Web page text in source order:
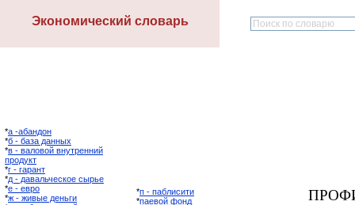
Экономический словарь
*а -абандон
*б - база данных
*в - валовой внутренний
продукт
*г - гарант
*д - давальческое сырье
*е - евро
*ж - живые деньги
*п - паблисити
*паевой фонд